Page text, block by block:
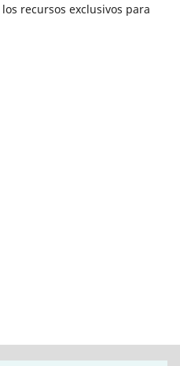
recursos exclusivos para